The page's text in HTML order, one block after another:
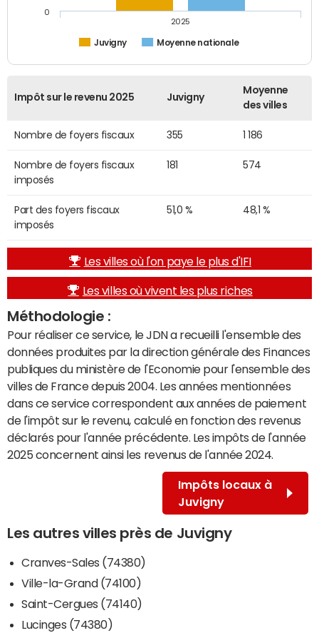
Juvigny Moyenne nationale
2025
0
Impôt sur le revenu 2025 Juvigny
Moyenne
des villes
Nombre de foyers fiscaux 355 1 186
Nombre de foyers fiscaux
imposés
181 574
Part des foyers fiscaux
imposés
51,0 % 48,1 %
Les villes où l'on paye le plus d'IFI
Les villes où vivent les plus riches
Méthodologie :
Pour réaliser ce service, le JDN a recueilli l'ensemble des
données produites par la direction générale des Finances
publiques du ministère de l'Economie pour l'ensemble des
villes de France depuis 2004. Les années mentionnées
dans ce service correspondent aux années de paiement
de l'impôt sur le revenu, calculé en fonction des revenus
déclarés pour l'année précédente. Les impôts de l'année
2025 concernent ainsi les revenus de l'année 2024.
Impôts locaux à
Juvigny
Les autres villes près de Juvigny
Cranves-Sales (74380)
Ville-la-Grand (74100)
Saint-Cergues (74140)
Lucinges (74380)